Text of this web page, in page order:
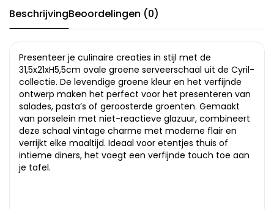
BeschrijvingBeoordelingen (0)
Presenteer je culinaire creaties in stijl met de
31,5x21xH5,5cm ovale groene serveerschaal uit de Cyril-
collectie. De levendige groene kleur en het verfijnde
ontwerp maken het perfect voor het presenteren van
salades, pasta’s of geroosterde groenten. Gemaakt
van porselein met niet-reactieve glazuur, combineert
deze schaal vintage charme met moderne flair en
verrijkt elke maaltijd. Ideaal voor etentjes thuis of
intieme diners, het voegt een verfijnde touch toe aan
je tafel.